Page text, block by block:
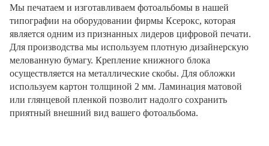
Мы печатаем и изготавливаем фотоальбомы в нашей
типографии на оборудовании фирмы Ксерокс, которая
является одним из признанных лидеров цифровой печати.
Для производства мы используем плотную дизайнерскую
мелованную бумагу. Крепление книжного блока
осуществляется на металлические скобы. Для обложки
используем картон толщиной 2 мм. Ламинация матовой
или глянцевой пленкой позволит надолго сохранить
приятный внешний вид вашего фотоальбома.